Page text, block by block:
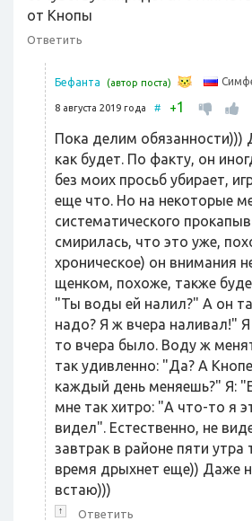
от Кнопы
Ответить
Бефанта (автор поста)
8 августа 2019 года # +1
Пока делим обязанности)))
как будет. По факту, он
без моих просьб убирает,
еще что. Но на некоторые
систематического
смирилась, что это уже,
хроническое) он внимания
щенком, похоже, также
"Ты воды ей налил?" А он
надо? Я ж вчера наливал!"
то вчера было. Воду ж
так удивленно: "Да? А
каждый день меняешь?" Я:
мне так хитро: "А что-то я
видел". Естественно, не
завтрак в районе пяти утра
время дрыхнет еще)) Даже
встаю)))
↑ Ответить